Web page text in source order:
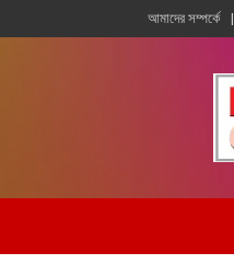
আমাদের সম্পর্কে